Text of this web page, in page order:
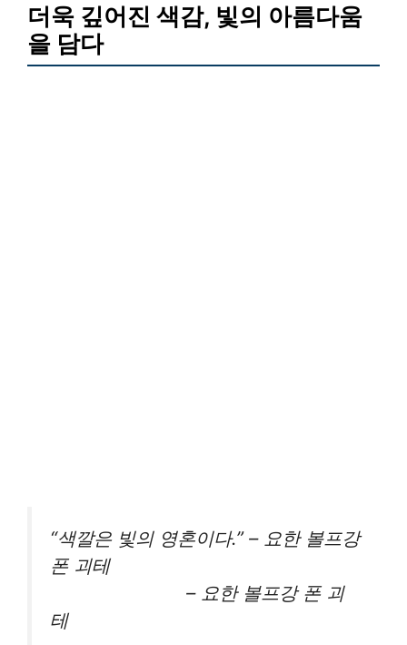
더욱 깊어진 색감, 빛의 아름다움
을 담다
“색깔은 빛의 영혼이다.” – 요한 볼프강
폰 괴테
– 요한 볼프강 폰 괴
테